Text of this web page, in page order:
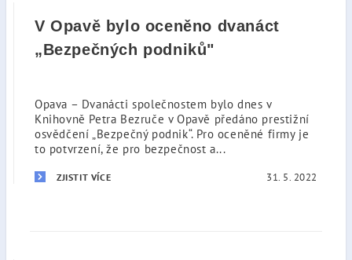
V Opavě bylo oceněno dvanáct
„Bezpečných podniků"
Opava – Dvanácti společnostem bylo dnes v
Knihovně Petra Bezruče v Opavě předáno prestižní
osvědčení „Bezpečný podnik“. Pro oceněné firmy je
to potvrzení, že pro bezpečnost a...
ZJISTIT VÍCE 31. 5. 2022